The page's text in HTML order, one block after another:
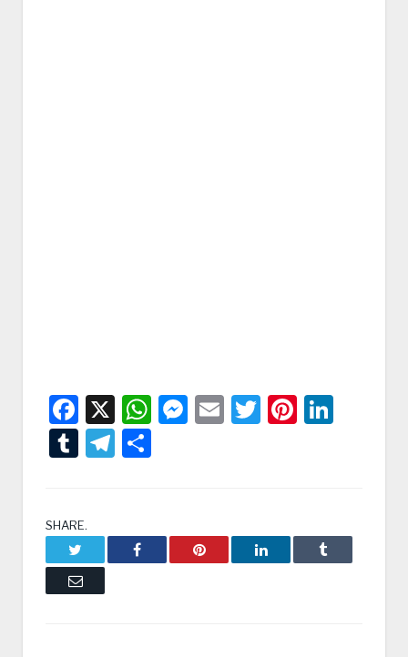
Facebook
X WhatsApp
Messenger
EmailTwitter
TumblrTelegram
SHARE.
Facebook Pinterest LinkedIn Tumblr
Email